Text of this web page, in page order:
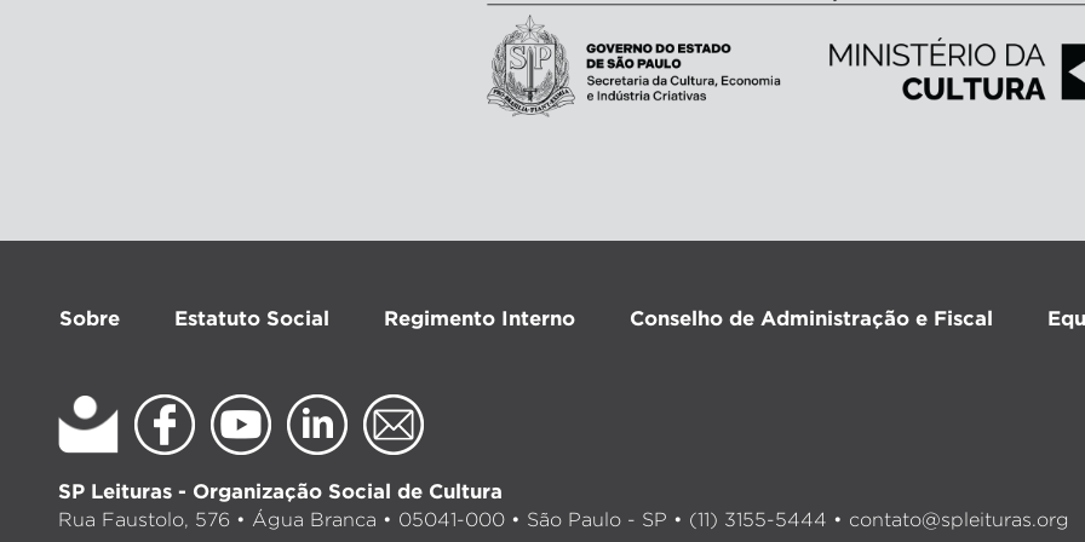
Sobre Estatuto Social Regimento Interno Conselho de Administração e Fiscal
SP Leituras - Organização Social de Cultura
Rua Faustolo, 576 • Água Branca • 05041-000 • São Paulo - SP • (11) 3155-5444 • contato@spleituras.org